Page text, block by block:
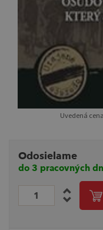
Uvedená
Odosielame
do 3 pracovných